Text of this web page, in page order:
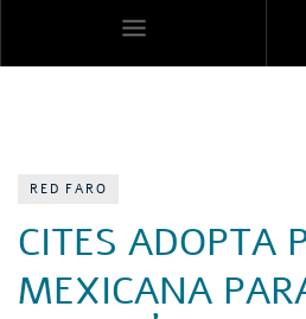
RED FARO
CITES ADOPTA
MEXICANA